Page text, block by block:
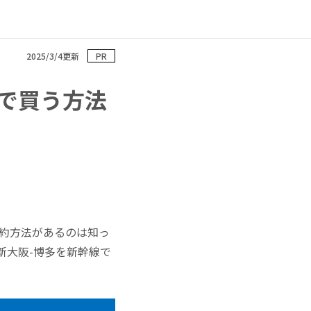
2025/3/4更新 PR
買う方法
方法があるのは知っ
大阪-博多を新幹線で